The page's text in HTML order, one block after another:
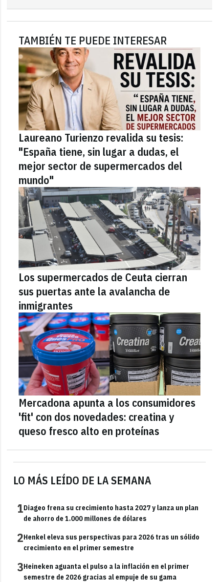
LO MÁS LEÍDO DE LA SEMANA
1Diageo frena su crecimiento hasta 2027 y lanza un plan
de ahorro de 1.000 millones de dólares
2Henkel eleva sus perspectivas para 2026 tras un sólido
crecimiento en el primer semestre
3Heineken aguanta el pulso a la inflación en el primer
semestre de 2026 gracias al empuje de su gama
TAMBIÉN TE PUEDE INTERESAR
Laureano Turienzo revalida su tesis:
"España tiene, sin lugar a dudas, el
mejor sector de supermercados del
mundo"
Los supermercados de Ceuta cierran
sus puertas ante la avalancha de
inmigrantes
Mercadona apunta a los consumidores
'fit' con dos novedades: creatina y
queso fresco alto en proteínas